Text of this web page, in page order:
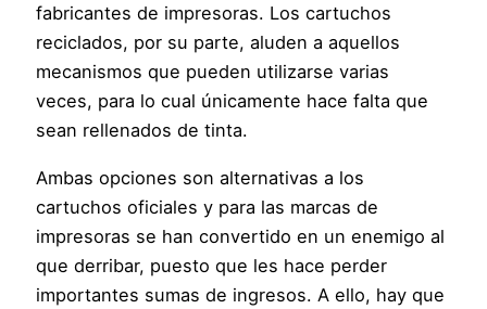
fabricantes de impresoras. Los cartuchos
reciclados, por su parte, aluden a aquellos
mecanismos que pueden utilizarse varias
veces, para lo cual únicamente hace falta que
sean rellenados de tinta.
Ambas opciones son alternativas a los
cartuchos oficiales y para las marcas de
impresoras se han convertido en un enemigo al
que derribar, puesto que les hace perder
importantes sumas de ingresos. A ello, hay que